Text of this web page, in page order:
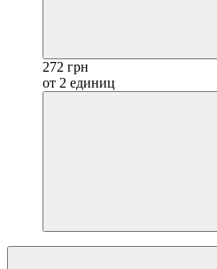
272 грн
от 2 единиц